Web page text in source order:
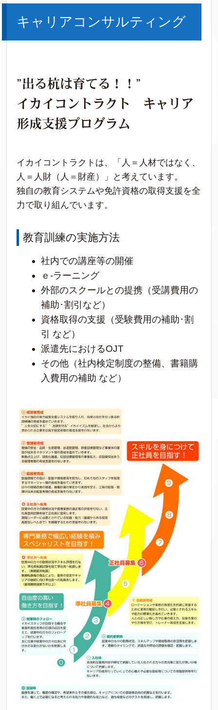
キャリアコンサルティング
”出る杭は育てる！！”
イカイコントラクト キャリア
形成支援プログラム
イカイコントラクトは、「人＝人材ではなく、
人＝人財（人＝財産）」と考えています。
独自の教育システムや免許資格の取得支援を全
力で取り組んでいます。
教育訓練の実施方法
社内での講座等の開催
ｅ-ラーニング
外部のスクールとの提携（受講費用の
補助･割引など）
資格取得の支援（受験費用の補助･割
引 など）
派遣先におけるOJT
その他（社内検定制度の整備、書籍購
入費用の補助 など）